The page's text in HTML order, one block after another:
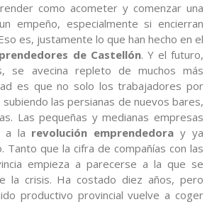
como acometer y comenzar una
empeño, especialmente si encierran
es, justamente lo que han hecho en el
de Castellón. Y el futuro,
se avecina repleto de muchos más
es que no solo los trabajadores por
las persianas de nuevos bares,
Las pequeñas y medianas empresas
a la revolución emprendedora y ya
Tanto que la cifra de compañías con las
empieza a parecerse a la que se
la crisis. Ha costado diez años, pero
productivo provincial vuelve a coger